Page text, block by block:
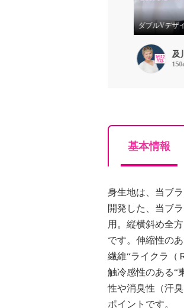
及
基本情報
身生地は、当ブ
開発した、当ブ
用。縦横斜め全
です。伸縮性の
繊維“ライクラ（
触冷感性のある“
性や消臭性（汗
ポイントです。